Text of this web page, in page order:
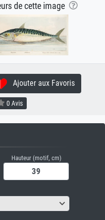
de cette image
Ajouter aux Favoris
0 Avis
Hauteur (motif, cm)